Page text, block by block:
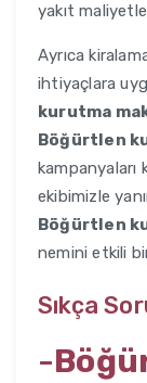
yakıt
Ayrıca
ihtiyaçlara
kurutma
Böğürtlen
kampanyaları
ekibimizle
Böğürtlen
nemini etkili
Sıkça
-